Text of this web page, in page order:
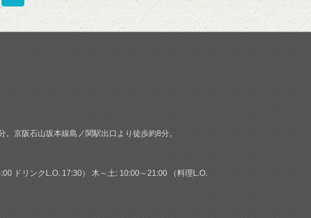
。京阪石山坂本線島ノ関駅出口より徒歩約8分。
ドリンクL.O. 17:30） 木～土: 10:00～21:00 （料理L.O.